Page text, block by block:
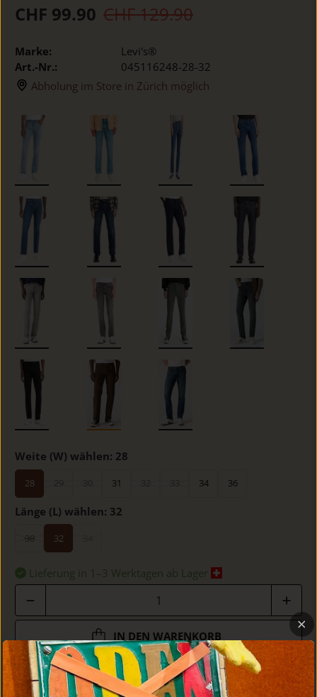
CHF 99.90 CHF 129.90
Marke:
Levi's®
Art.-Nr.:
045116248-28-32
Abholung im Store in Zürich möglich
Weite (W) wählen: 28
28 31 34 36
Länge (L) wählen: 32
30 32
Lieferung in 1–3 Werktagen ab Lager
IN DEN WARENKORB